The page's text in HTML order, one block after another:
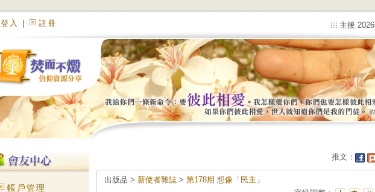
登入 註冊 主後
帳戶管理
推文：
出版品 > 新使者雜誌 > 第178期 想像「民主」